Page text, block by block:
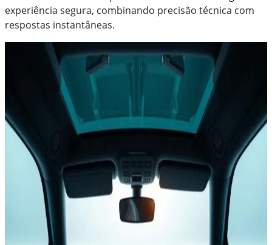
experiência segura, combinando precisão técnica com
respostas instantâneas.